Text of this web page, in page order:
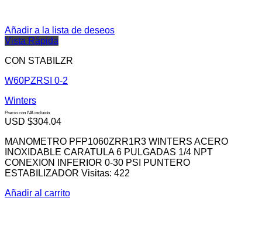
Añadir a la lista de deseos
Vista Rápida
CON STABILZR
W60PZRSI 0-2
Winters
Precio con IVA incluido
USD $304.04
MANOMETRO PFP1060ZRR1R3 WINTERS ACERO
INOXIDABLE CARATULA 6 PULGADAS 1/4 NPT
CONEXION INFERIOR 0-30 PSI PUNTERO
ESTABILIZADOR Visitas: 422
Añadir al carrito